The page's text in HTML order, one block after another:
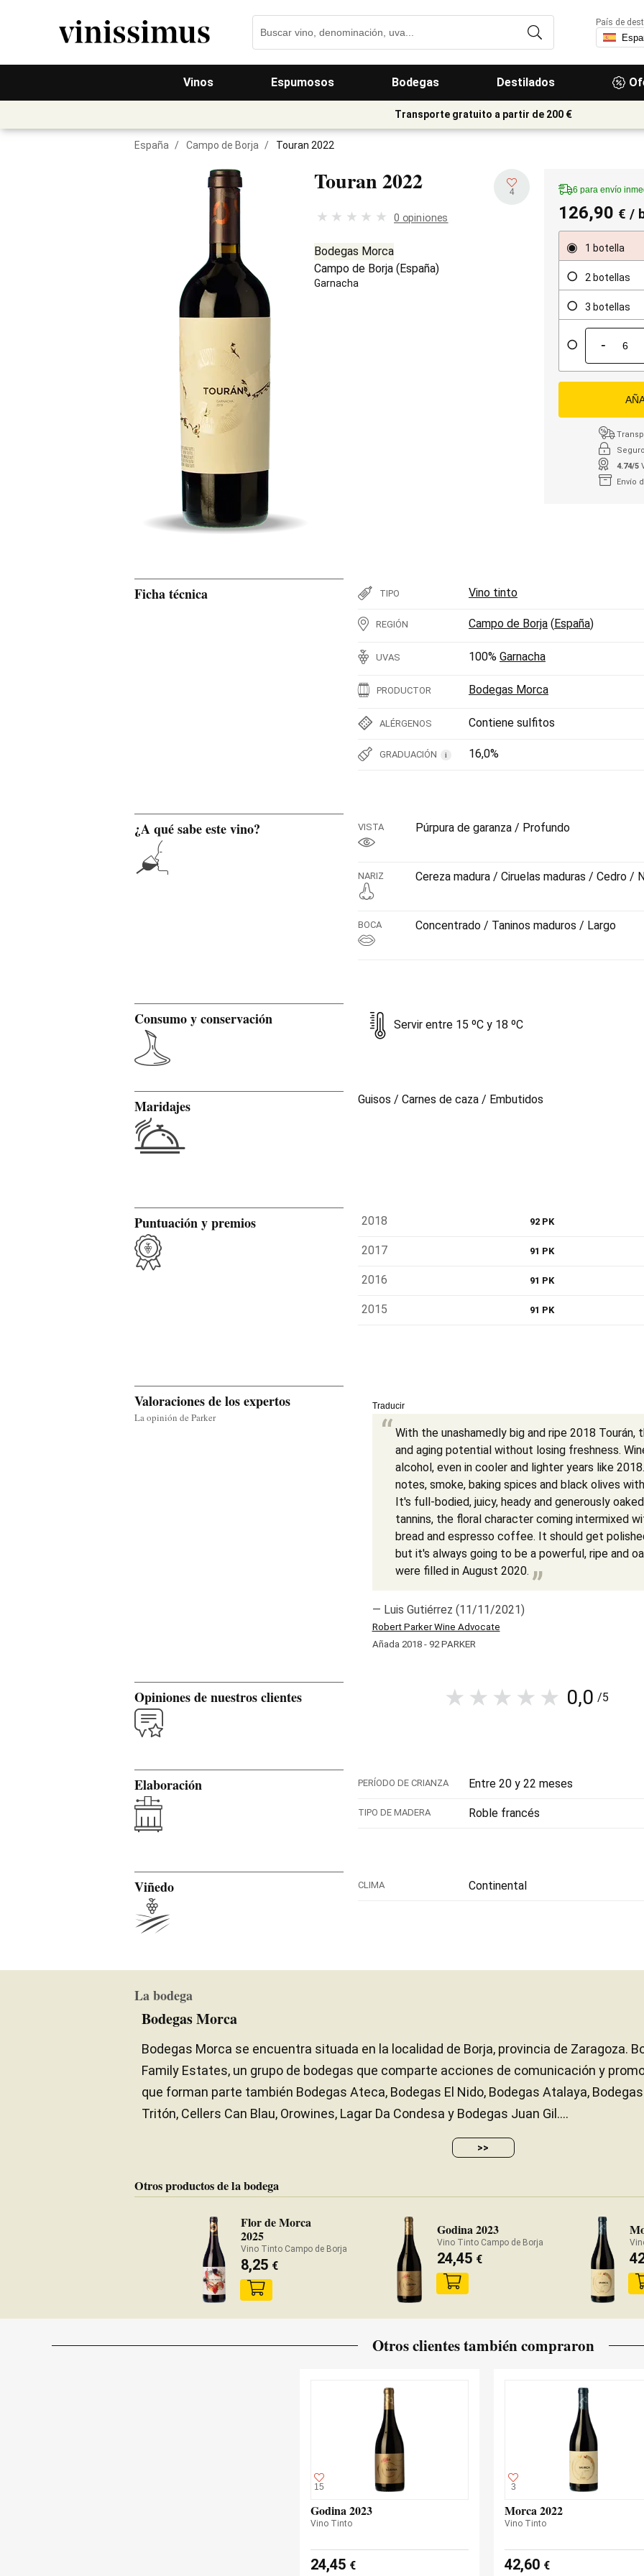
Vinos Espumosos Bodegas Destilados
País de
Transporte gratuito a partir de 200 €
España / Campo de Borja / Touran 2022
Touran2022 4
0 opiniones
Bodegas Morca
Campo de Borja (España)
Garnacha
6 para envío
126,90 € /
1 botella
2 botellas
3 botellas
-
4.74/5
Envío
Ficha técnica TIPO Vino tinto
REGIÓN Campo de Borja (España)
UVAS 100% Garnacha
PRODUCTOR Bodegas Morca
ALÉRGENOS Contiene sulfitos
GRADUACIÓN i 16,0%
¿A qué sabe este vino? VISTA Púrpura de garanza / Profundo
NARIZ Cereza madura / Ciruelas maduras / Cedro /
BOCA Concentrado / Taninos maduros / Largo
Consumo y conservación Servir entre 15 ºC y 18 ºC
Maridajes Guisos / Carnes de caza / Embutidos
Puntuación y premios 2018 92 PK
2017 91 PK
2016 91 PK
2015 91 PK
Valoraciones de los expertos
La opinión de Parker
Traducir
With the unashamedly big and ripe 2018
and aging potential without losing freshness.
alcohol, even in cooler and lighter years like
notes, smoke, baking spices and black olives
It's full-bodied, juicy, heady and generously
tannins, the floral character coming intermixed
bread and espresso coffee. It should get
but it's always going to be a powerful, ripe and
were filled in August 2020.
— Luis Gutiérrez (11/11/2021)
Robert Parker Wine Advocate
Añada 2018 - 92 PARKER
Opiniones de nuestros clientes 0,0 /5
Elaboración PERÍODO DE CRIANZA Entre 20 y 22 meses
TIPO DE MADERA Roble francés
Viñedo CLIMA Continental
La bodega
Bodegas Morca
Bodegas Morca se encuentra situada en la localidad de Borja, provincia de Zaragoza.
Family Estates, un grupo de bodegas que comparte acciones de comunicación y
que forman parte también Bodegas Ateca, Bodegas El Nido, Bodegas Atalaya,
Tritón, Cellers Can Blau, Orowines, Lagar Da Condesa y Bodegas Juan Gil....
>>
Otros productos de la bodega
Flor de Morca
2025
Vino Tinto Campo de Borja
8,25 €
Godina 2023
Vino Tinto Campo de Borja
24,45 €
Otros clientes también compraron
15
Godina 2023
Vino Tinto
24,45 €
3
Morca 2022
Vino Tinto
42,60 €